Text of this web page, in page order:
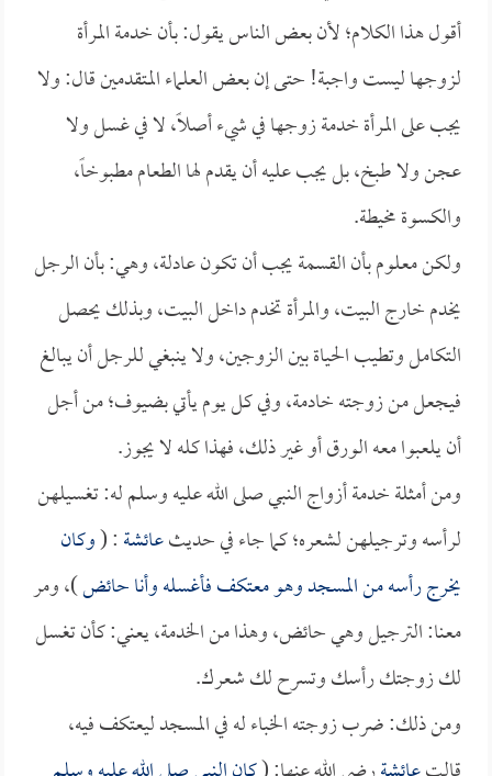
أقول هذا الكلام؛ لأن بعض الناس يقول: بأن خدمة المرأة
لزوجها ليست واجبة! حتى إن بعض العلماء المتقدمين قال: ولا
يجب على المرأة خدمة زوجها في شيء أصلاً، لا في غسل ولا
عجن ولا طبخ، بل يجب عليه أن يقدم لها الطعام مطبوخاً،
والكسوة مخيطة.
ولكن معلوم بأن القسمة يجب أن تكون عادلة، وهي: بأن الرجل
يخدم خارج البيت، والمرأة تخدم داخل البيت، وبذلك يحصل
التكامل وتطيب الحياة بين الزوجين، ولا ينبغي للرجل أن يبالغ
فيجعل من زوجته خادمة، وفي كل يوم يأتي بضيوف؛ من أجل
أن يلعبوا معه الورق أو غير ذلك، فهذا كله لا يجوز.
ومن أمثلة خدمة أزواج النبي صلى الله عليه وسلم له: تغسيلهن
لرأسه وترجيلهن لشعره؛ كما جاء في حديثعائشة: (وكان
يخرج رأسه من المسجد وهو معتكف فأغسله وأنا حائض)، ومر
معنا: الترجيل وهي حائض، وهذا من الخدمة، يعني: كأن تغسل
لك زوجتك رأسك وتسرح لك شعرك.
ومن ذلك: ضرب زوجته الخباء له في المسجد ليعتكف فيه،